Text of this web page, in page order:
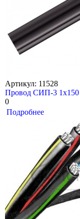
Артикул: 11528
Провод СИП-3 1х150
0
Подробнее